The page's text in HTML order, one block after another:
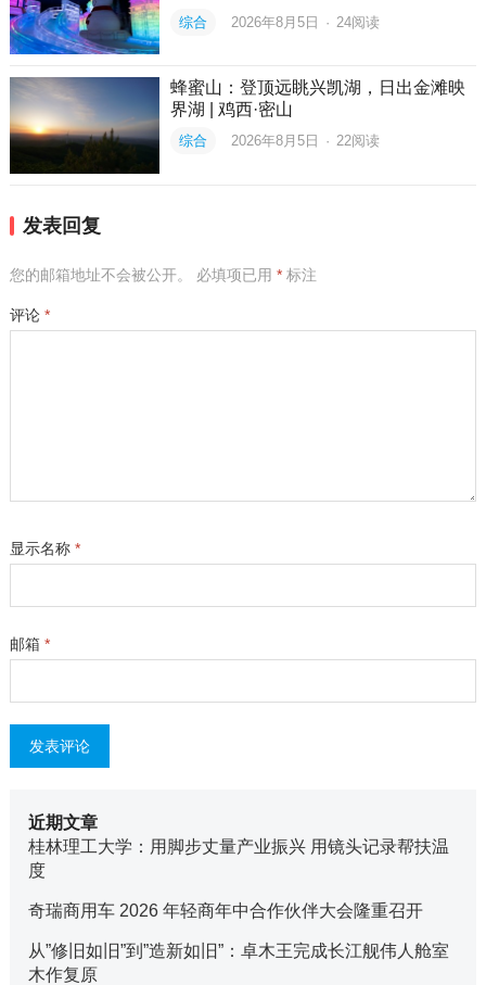
综合 2026年8月5日 · 24阅读
蜂蜜山：登顶远眺兴凯湖，日出金滩映
界湖 | 鸡西·密山
综合 2026年8月5日 · 22阅读
发表回复
您的邮箱地址不会被公开。 必填项已用 *标注
评论 *
显示名称 *
邮箱 *
近期文章
桂林理工大学：用脚步丈量产业振兴 用镜头记录帮扶温
度
奇瑞商用车 2026 年轻商年中合作伙伴大会隆重召开
从”修旧如旧”到”造新如旧”：卓木王完成长江舰伟人舱室
木作复原